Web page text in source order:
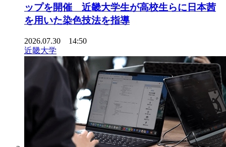
ップを開催 近畿大学生が高校生らに日本茜
を用いた染色技法を指導
2026.07.30 14:50
近畿大学